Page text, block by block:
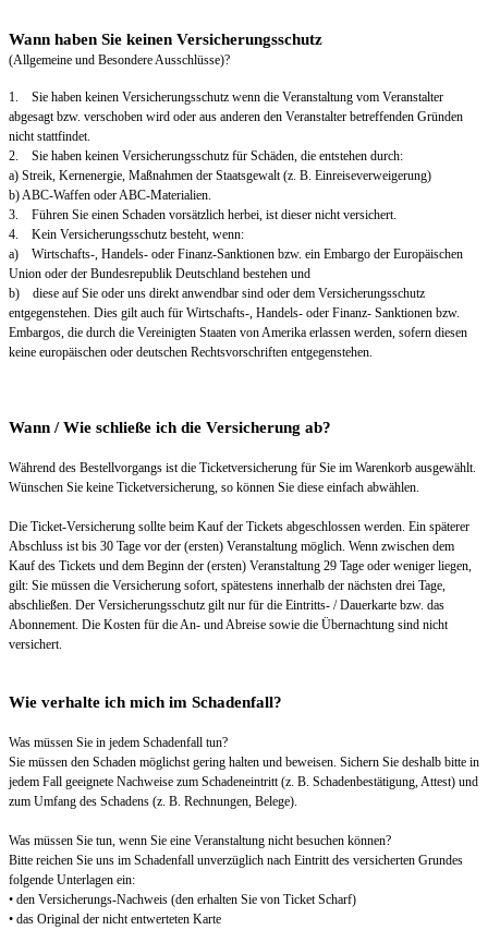
Wann haben Sie keinen Versicherungsschutz
(Allgemeine und Besondere Ausschlüsse)?
1. Sie haben keinen Versicherungsschutz wenn die Veranstaltung vom Veranstalter
abgesagt bzw. verschoben wird oder aus anderen den Veranstalter betreffenden Gründen
nicht stattfindet.
2. Sie haben keinen Versicherungsschutz für Schäden, die entstehen durch:
a) Streik, Kernenergie, Maßnahmen der Staatsgewalt (z. B. Einreiseverweigerung)
b) ABC-Waffen oder ABC-Materialien.
3. Führen Sie einen Schaden vorsätzlich herbei, ist dieser nicht versichert.
4. Kein Versicherungsschutz besteht, wenn:
a) Wirtschafts-, Handels- oder Finanz-Sanktionen bzw. ein Embargo der Europäischen
Union oder der Bundesrepublik Deutschland bestehen und
b) diese auf Sie oder uns direkt anwendbar sind oder dem Versicherungsschutz
entgegenstehen. Dies gilt auch für Wirtschafts-, Handels- oder Finanz- Sanktionen bzw.
Embargos, die durch die Vereinigten Staaten von Amerika erlassen werden, sofern diesen
keine europäischen oder deutschen Rechtsvorschriften entgegenstehen.
Wann / Wie schließe ich die Versicherung ab?
Während des Bestellvorgangs ist die Ticketversicherung für Sie im Warenkorb ausgewählt.
Wünschen Sie keine Ticketversicherung, so können Sie diese einfach abwählen.
Die Ticket-Versicherung sollte beim Kauf der Tickets abgeschlossen werden. Ein späterer
Abschluss ist bis 30 Tage vor der (ersten) Veranstaltung möglich. Wenn zwischen dem
Kauf des Tickets und dem Beginn der (ersten) Veranstaltung 29 Tage oder weniger liegen,
gilt: Sie müssen die Versicherung sofort, spätestens innerhalb der nächsten drei Tage,
abschließen. Der Versicherungsschutz gilt nur für die Eintritts- / Dauerkarte bzw. das
Abonnement. Die Kosten für die An- und Abreise sowie die Übernachtung sind nicht
versichert.
Wie verhalte ich mich im Schadenfall?
Was müssen Sie in jedem Schadenfall tun?
Sie müssen den Schaden möglichst gering halten und beweisen. Sichern Sie deshalb bitte in
jedem Fall geeignete Nachweise zum Schadeneintritt (z. B. Schadenbestätigung, Attest) und
zum Umfang des Schadens (z. B. Rechnungen, Belege).
Was müssen Sie tun, wenn Sie eine Veranstaltung nicht besuchen können?
Bitte reichen Sie uns im Schadenfall unverzüglich nach Eintritt des versicherten Grundes
folgende Unterlagen ein:
• den Versicherungs-Nachweis (den erhalten Sie von Ticket Scharf)
• das Original der nicht entwerteten Karte